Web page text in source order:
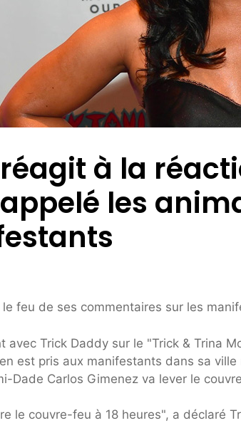
à la
les
feu de ses commentaires sur les
avec Trick Daddy sur le "Trick & Trina
est pris aux manifestants dans sa
Dade Carlos Gimenez va lever le
le couvre-feu à 18 heures", a déclaré